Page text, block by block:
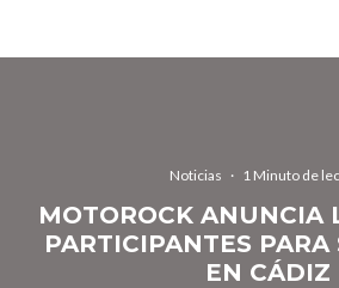
Noticias · 1 Minuto de
MOTOROCK ANUNCIA
PARTICIPANTES
EN CÁDIZ